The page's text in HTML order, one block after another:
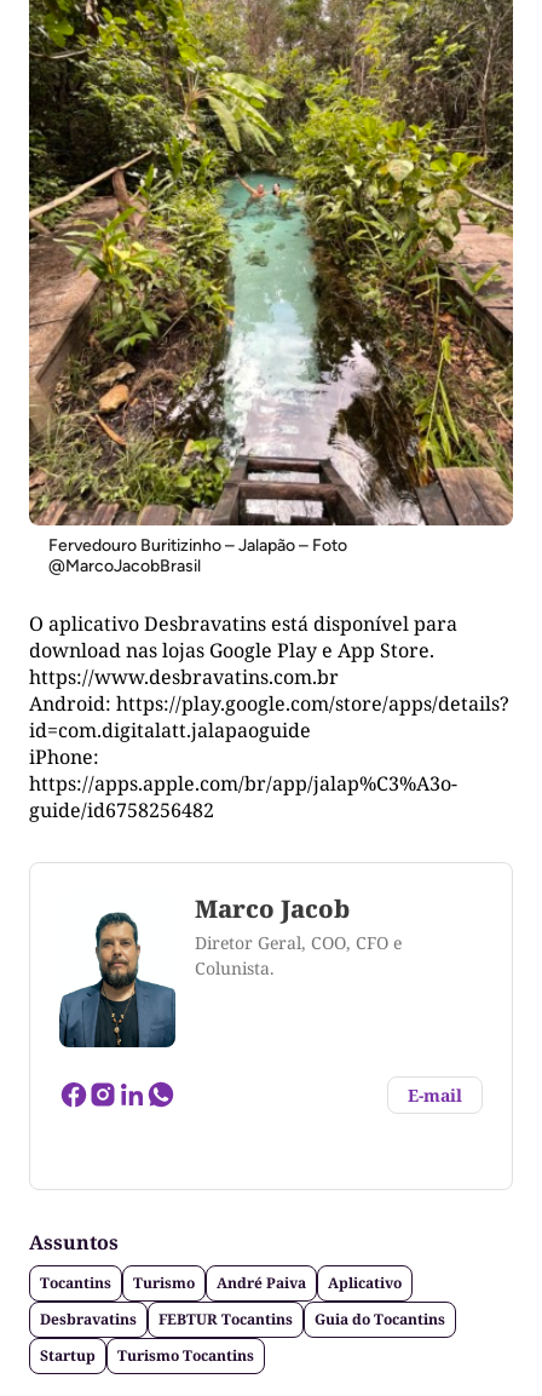
Fervedouro Buritizinho – Jalapão – Foto
@MarcoJacobBrasil
O aplicativo Desbravatins está disponível para
download nas lojas Google Play e App Store.
https://www.desbravatins.com.br
Android: https://play.google.com/store/apps/details?
id=com.digitalatt.jalapaoguide
iPhone:
https://apps.apple.com/br/app/jalap%C3%A3o-
guide/id6758256482
Marco Jacob
Diretor Geral, COO, CFO e
Colunista.
E-mail
Publicidade e Propaganda (UP - Curitiba),
PUC-PR e Cultura e Antropologia pela UFT. Produtor
Cultural, atuou como professor universitário e tem
publicações no Brasil e no exterior. Atua nas áreas
de Web, Cinema, Rádio e Televisão.
Assuntos
Tocantins Turismo André Paiva
Aplicativo
Desbravatins
FEBTUR Tocantins
Guia do Tocantins
Startup
Turismo Tocantins